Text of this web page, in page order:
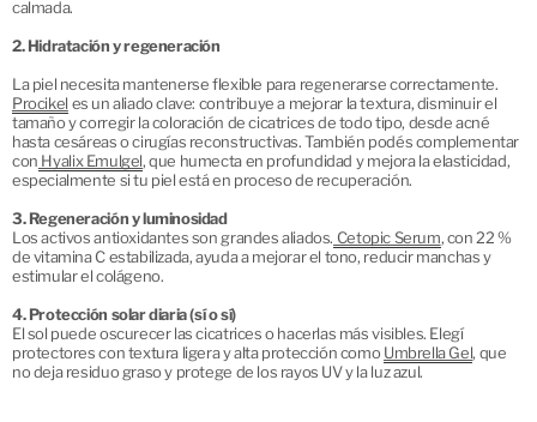
calmada.
2. Hidratación y regeneración
La piel necesita mantenerse flexible para regenerarse correctamente.
Procikel es un aliado clave: contribuye a mejorar la textura, disminuir el
tamaño y corregir la coloración de cicatrices de todo tipo, desde acné
hasta cesáreas o cirugías reconstructivas. También podés complementar
con Hyalix Emulgel, que humecta en profundidad y mejora la elasticidad,
especialmente si tu piel está en proceso de recuperación.
3. Regeneración y luminosidad
Los activos antioxidantes son grandes aliados. Cetopic Serum, con 22 %
de vitamina C estabilizada, ayuda a mejorar el tono, reducir manchas y
estimular el colágeno.
4. Protección solar diaria (sí o sí)
El sol puede oscurecer las cicatrices o hacerlas más visibles. Elegí
protectores con textura ligera y alta protección comoUmbrella Gel, que
no deja residuo graso y protege de los rayos UV y la luz azul.